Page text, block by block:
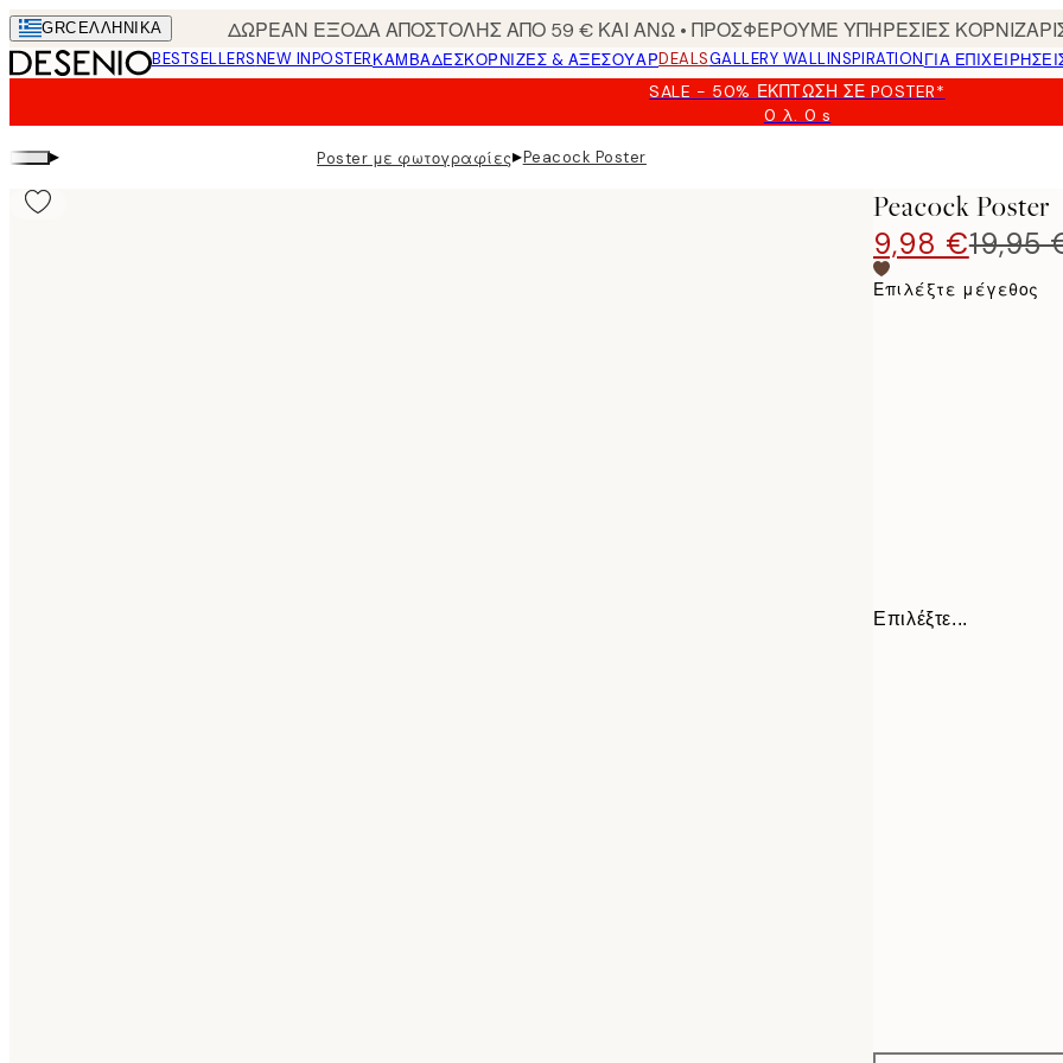
Skip
to
main
GRC ΕΛΛΗΝΙΚΆ ΔΩΡΕΑΝ ΕΞΟΔΑ ΑΠΟΣΤΟΛΗΣ ΑΠΟ 59 € ΚΑΙ ΑΝΩ • ΠΡΟΣΦΕΡΟΥΜΕ ΥΠΗΡΕΣΙΕΣ
BESTSELLERSNEW INPOSTERΚΑΜΒΆΔΕΣΚΟΡΝΊΖΕΣ & ΑΞΕΣΟΥΆΡDEALSGALLERY WALLINSPIRATIONΓΙΑ
SALE - 50% ΈΚΠΤΩΣΗ ΣΕ POSTER*
0 λ. 0 s
Ισχύει
▸ Poster με φωτογραφίες▸Peacock Poster
Peacock Poster
9,98 €19,95
Επιλέξτε μέγεθος
Επιλέξτε...